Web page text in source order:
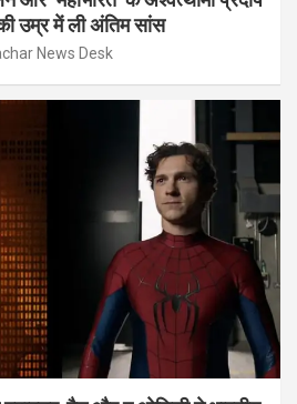
उम्र में ली अंतिम सांस
News Desk